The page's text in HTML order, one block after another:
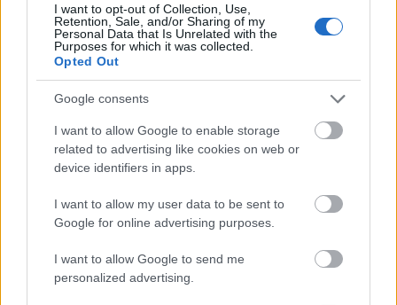
I want to opt-out of Collection, Use,
Retention, Sale, and/or Sharing of my
Personal Data that Is Unrelated with the
Purposes for which it was collected.
Opted Out
Google consents
I want to allow Google to enable storage
related to advertising like cookies on web or
device identifiers in apps.
I want to allow my user data to be sent to
Google for online advertising purposes.
I want to allow Google to send me
personalized advertising.
Kriza Zsigmondkorábban az MTI-nek azt mondta:
a legrégebbi magyar kulturális vállalatnak számító
MACIVA működésének első 30-40 éve egyet jelentett
a magyar cirkuszművészet történetével. "Azt
szeretnénk demonstrálni a POSZT-os születésnapi
gálaműsorral hogy nem csak nagy hagyománya, de
erős jelene is van a magyar cirkusznak és maga a
századi, megújulásra mindig képes
előadóművészeti ág, amelyhez a színházi fesztivál